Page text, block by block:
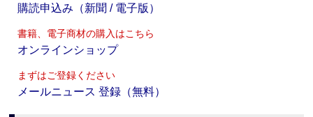
購読申込み（新聞 / 電子版）
書籍、電子商材の購入はこちら
オンラインショップ
まずはご登録ください
メールニュース 登録（無料）